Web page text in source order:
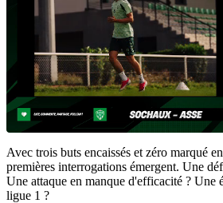
Avec trois buts encaissés et zéro marqué
premières interrogations émergent. Une
Une attaque en manque d'efficacité ? Une
ligue 1 ?